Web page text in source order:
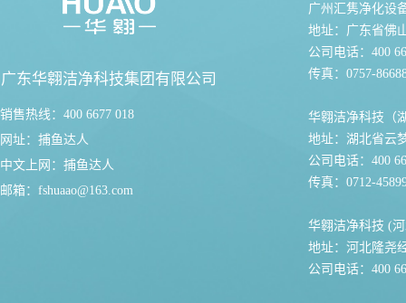
广东华翱洁净科技集团有限公司
销售热线：400 6677 018
网址： 捕鱼达人
中文上网： 捕鱼达人
邮箱： fshuaao@163.com
广州汇隽净化设
地址：广东省佛
公司电话：400
传真：0757-
华翱洁净科技（
地址：湖北省云
公司电话：400
传真：0712-
华翱洁净科技 (
地址：河北隆尧
公司电话：400